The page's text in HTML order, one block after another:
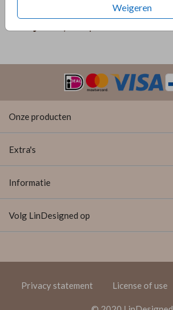
Weigeren
Onze producten
Extra's
Informatie
Volg LinDesigned op
Privacy statement License of use